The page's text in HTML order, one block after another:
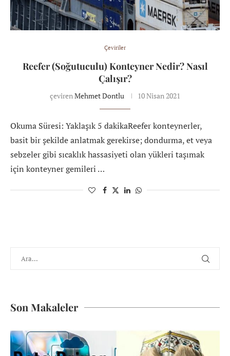
Çeviriler
Reefer (Soğutuculu) Konteyner Nedir? Nasıl
Çalışır?
çevirenMehmet Dontlu 10 Nisan 2021
Okuma Süresi: Yaklaşık 5 dakikaReefer konteynerler,
basit bir şekilde anlatmak gerekirse; dondurma, et veya
sebzeler gibi sıcaklık hassasiyeti olan yükleri taşımak
için konteyner gemileri …
Son Makaleler